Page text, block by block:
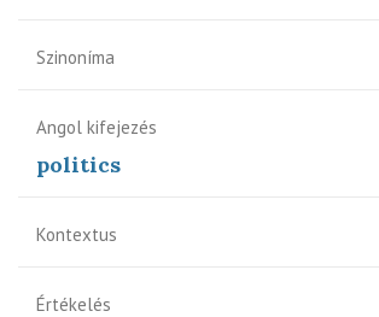
Szinoníma
Angol kifejezés
politics
Kontextus
Értékelés